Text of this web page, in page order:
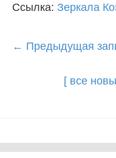
Ссылка: Зеркала
Post
← Предыдущая
[ все